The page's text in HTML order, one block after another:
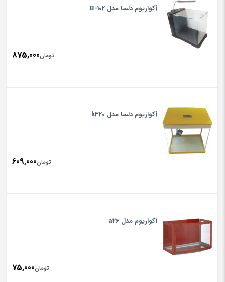
آکواریوم دلسا مدل B-102
تومان875,000
آکواریوم دلسا مدل k320
تومان609,000
آکواریوم مدل a26
تومان75,000